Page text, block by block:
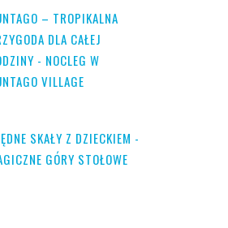
– TROPIKALNA
DLA CAŁEJ
- NOCLEG W
VILLAGE
SKAŁY Z DZIECKIEM -
GÓRY STOŁOWE